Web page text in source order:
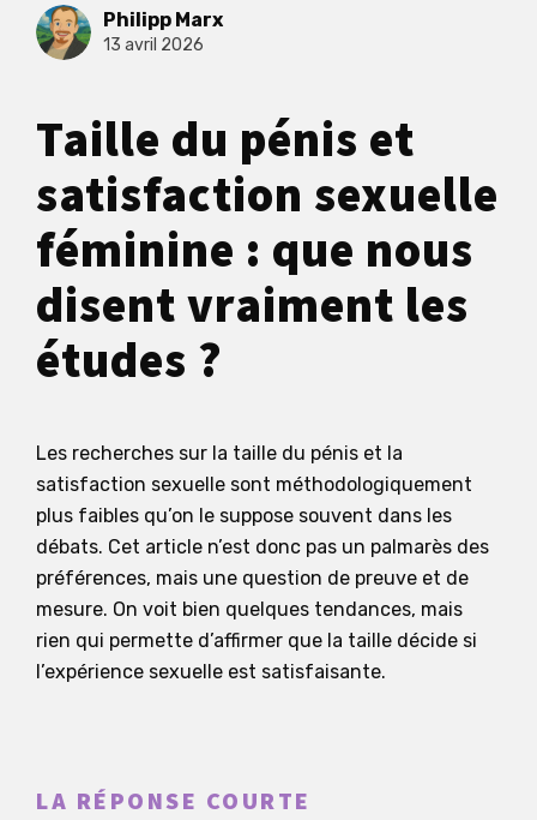
Philipp Marx
13 avril 2026
Taille du pénis et
satisfaction sexuelle
féminine : que nous
disent vraiment les
études ?
Les recherches sur la taille du pénis et la
satisfaction sexuelle sont méthodologiquement
plus faibles qu’on le suppose souvent dans les
débats. Cet article n’est donc pas un palmarès des
préférences, mais une question de preuve et de
mesure. On voit bien quelques tendances, mais
rien qui permette d’affirmer que la taille décide si
l’expérience sexuelle est satisfaisante.
LA RÉPONSE COURTE